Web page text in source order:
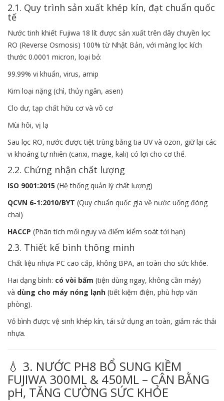
2.1. Quy trình sản xuất khép kín, đạt chuẩn quốc
tế
Nước tinh khiết Fujiwa 18 lít được sản xuất trên dây chuyền lọc
RO (Reverse Osmosis) 100% từ Nhật Bản, với màng lọc kích
thước 0.0001 micron, loại bỏ:
99.99% vi khuẩn, virus, amip
Kim loại nặng (chì, thủy ngân, asen)
Clo dư, tạp chất hữu cơ và vô cơ
Mùi hôi, vị lạ
Sau lọc RO, nước được tiệt trùng bằng tia UV và ozon, giữ lại các
vi khoáng tự nhiên (canxi, magie, kali) có lợi cho cơ thể.
2.2. Chứng nhận chất lượng
ISO 9001:2015 (Hệ thống quản lý chất lượng)
QCVN 6-1:2010/BYT (Quy chuẩn quốc gia về nước uống đóng
chai)
HACCP (Phân tích mối nguy và điểm kiểm soát tới hạn)
2.3. Thiết kế bình thông minh
Chất liệu nhựa PC cao cấp, không BPA, an toàn cho sức khỏe.
Hai dạng bình: có vòi bấm (tiện dùng ngay, không cần máy)
và dùng cho máy nóng lạnh (tiết kiệm điện, phù hợp văn
phòng).
Vỏ bình được vệ sinh khép kín, tái sử dụng an toàn, giảm rác thải
nhựa.
💧 3. NƯỚC PH8 BỔ SUNG KIỀM
FUJIWA 300ML & 450ML – CÂN BẰNG
pH, TĂNG CƯỜNG SỨC KHỎE